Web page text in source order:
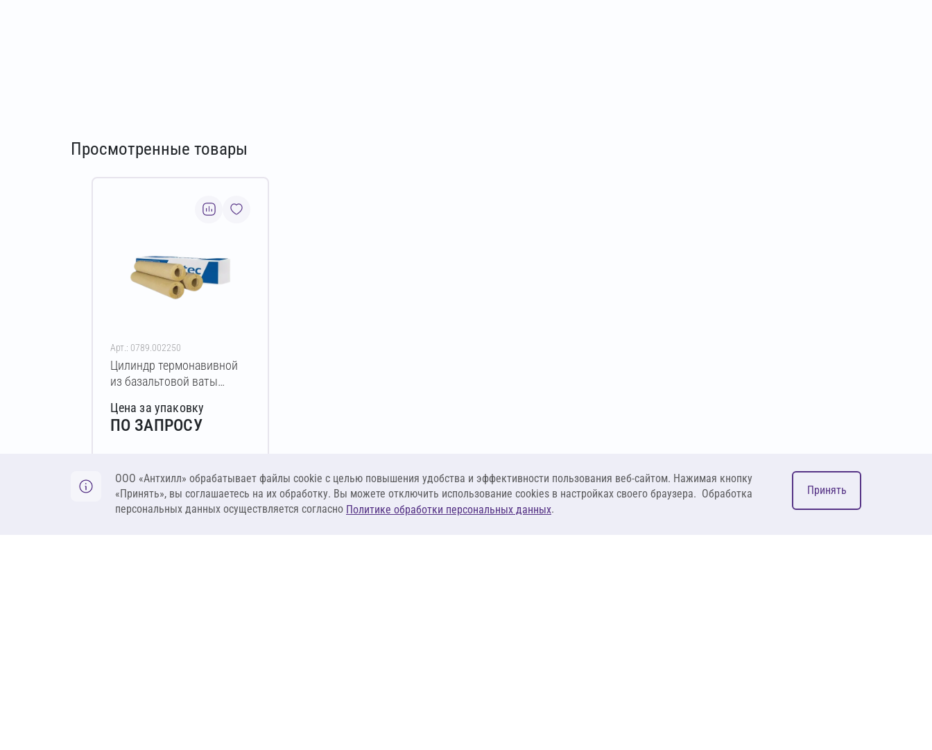
Просмотренные товары
Арт.: 0789.002250
Цилиндр термонавивной
из базальтовой ваты
1200 мм
Цена за упаковку
ПО ЗАПРОСУ
Оставить заявку
ООО «Антхилл» обрабатывает файлы cookie c целью повышения удобства и эффективности пользования веб-сайтом. Нажимая кнопку
«Принять», вы соглашаетесь на их обработку. Вы можете отключить использование cookies в настройках своего браузера. Обработка
персональных данных осуществляется согласно Политике обработки персональных данных.
Принять